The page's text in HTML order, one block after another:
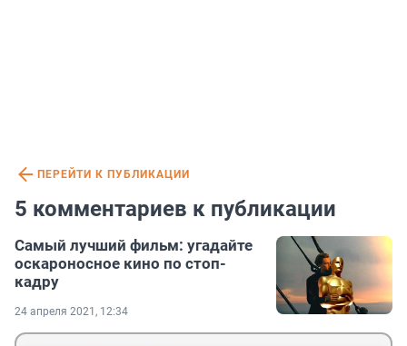
ПЕРЕЙТИ К ПУБЛИКАЦИИ
5 комментариев к публикации
Самый лучший фильм: угадайте
оскароносное кино по стоп-
кадру
24 апреля 2021, 12:34